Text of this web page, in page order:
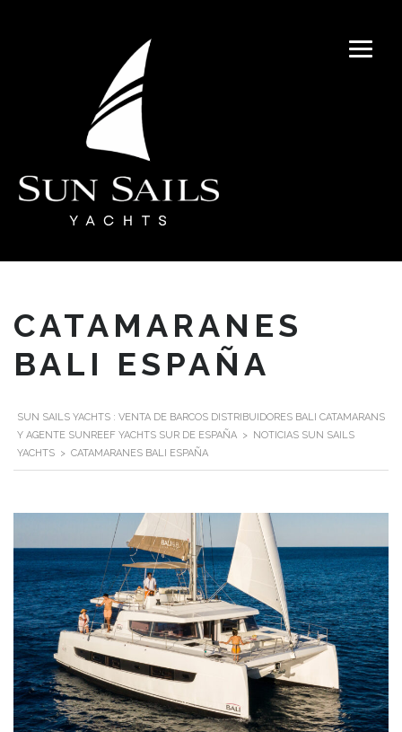
CATAMARANES
BALI ESPAÑA
SUN SAILS YACHTS : VENTA DE BARCOS DISTRIBUIDORES BALI CATAMARANS
Y AGENTE SUNREEF YACHTS SUR DE ESPAÑA >
NOTICIAS SUN SAILS
YACHTS > CATAMARANES BALI ESPAÑA